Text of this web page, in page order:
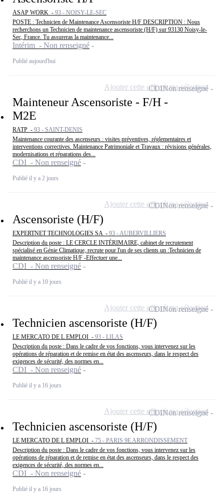
ASAP WORK - 93 - NOISY-LE-SEC
POSTE : Technicien de Maintenance Ascensoriste H/F DESCRIPTION : Nous
recherchons un Technicien de maintenance ascensoriste (H/F) sur 93130 Noisy-le-
Sec, France. Tu assureras la maintenance...
Intérim - Non renseigné
Publié aujourd'hui
Mainteneur Ascensoriste - F/H -
M2E
RATP - 93 - SAINT-DENIS
Maintenance courante des ascenseurs : visites préventives, réglementaires et
interventions correctives. Maintenance Patrimoniale et Travaux : révisions générales,
modernisations et réparations des...
CDI - Non renseigné
Publié il y a 2 jours
CDINon renseigné
Ajouter cette offre à ma sélection
Ascensoriste (H/F)
EXPERTNET TECHNOLOGIES SA - 93 - AUBERVILLIERS
Description du poste : LE CERCLE INTÉRIMAIRE, cabinet de recrutement
spécialisé en Génie Climatique, recrute pour l'un de ses clients un :Technicien de
maintenance ascensoriste H/F -Effectuer une...
CDI - Non renseigné
Publié il y a 10 jours
CDINon renseigné
Ajouter cette offre à ma sélection
Technicien ascensoriste (H/F)
LE MERCATO DE L EMPLOI - 93 - LILAS
Description du poste : Dans le cadre de vos fonctions, vous intervenez sur les
opérations de réparation et de remise en état des ascenseurs, dans le respect des
exigences de sécurité, des normes en...
CDI - Non renseigné
Publié il y a 16 jours
CDINon renseigné
Ajouter cette offre à ma sélection
Technicien ascensoriste (H/F)
LE MERCATO DE L EMPLOI - 75 - PARIS 9E ARRONDISSEMENT
Description du poste : Dans le cadre de vos fonctions, vous intervenez sur les
opérations de réparation et de remise en état des ascenseurs, dans le respect des
exigences de sécurité, des normes en...
CDI - Non renseigné
Publié il y a 16 jours
CDINon renseigné
Ajouter cette offre à ma sélection